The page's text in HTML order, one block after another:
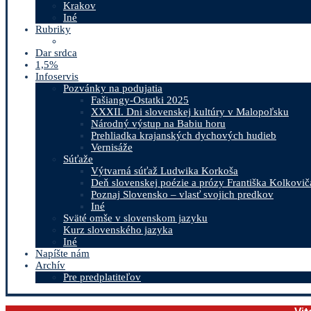
Krakov
Iné
Rubriky
Dar srdca
1,5%
Infoservis
Pozvánky na podujatia
Fašiangy-Ostatki 2025
XXXII. Dni slovenskej kultúry v Malopoľsku
Národný výstup na Babiu horu
Prehliadka krajanských dychových hudieb
Vernisáže
Súťaže
Výtvarná súťaž Ludwika Korkoša
Deň slovenskej poézie a prózy Františka
Poznaj Slovensko – vlasť svojich predkov
Iné
Sväté omše v slovenskom jazyku
Kurz slovenského jazyka
Iné
Napíšte nám
Archív
Pre predplatiteľov